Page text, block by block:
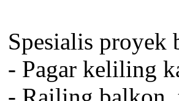
Spesialis proyek
- Pagar keliling